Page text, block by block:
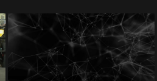
Jerzy Muszyński